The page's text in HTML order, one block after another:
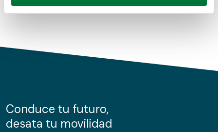
Obtenga más información sobre cómo se procesan sus
de cookies.
información sobre el uso que haga del sitio web con
nuestros partners de redes sociales, publicidad y análisis
Conduce tu futuro,
desata tu movilidad